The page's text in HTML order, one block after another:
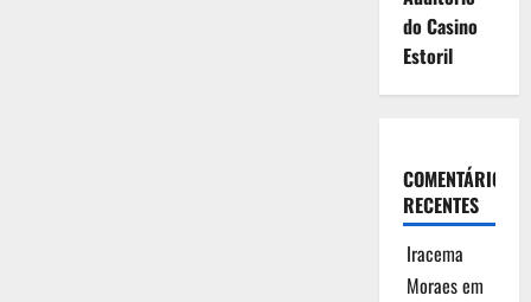
do Casino
Estoril
COMENTÁRIOS
RECENTES
Iracema
Moraesem